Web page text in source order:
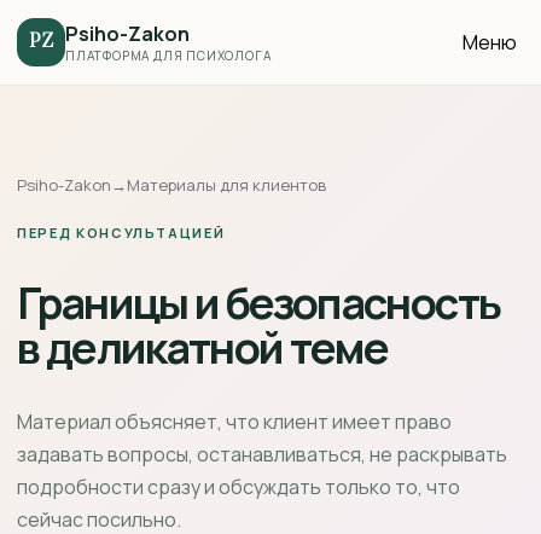
PZ Psiho-Zakon
ПЛАТФОРМА ДЛЯ ПСИХОЛОГА Меню
Psiho-Zakon→Материалы для клиентов
ПЕРЕД КОНСУЛЬТАЦИЕЙ
Границы и безопасность
в деликатной теме
Материал объясняет, что клиент имеет право
задавать вопросы, останавливаться, не раскрывать
подробности сразу и обсуждать только то, что
сейчас посильно.